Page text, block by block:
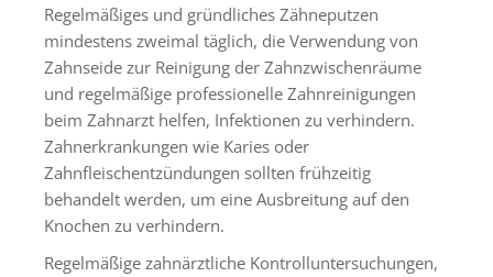
Regelmäßiges und gründliches Zähneputzen
mindestens zweimal täglich, die Verwendung von
Zahnseide zur Reinigung der Zahnzwischenräume
und regelmäßige professionelle Zahnreinigungen
beim Zahnarzt helfen, Infektionen zu verhindern.
Zahnerkrankungen wie Karies oder
Zahnfleischentzündungen sollten frühzeitig
behandelt werden, um eine Ausbreitung auf den
Knochen zu verhindern.
Regelmäßige zahnärztliche Kontrolluntersuchungen,